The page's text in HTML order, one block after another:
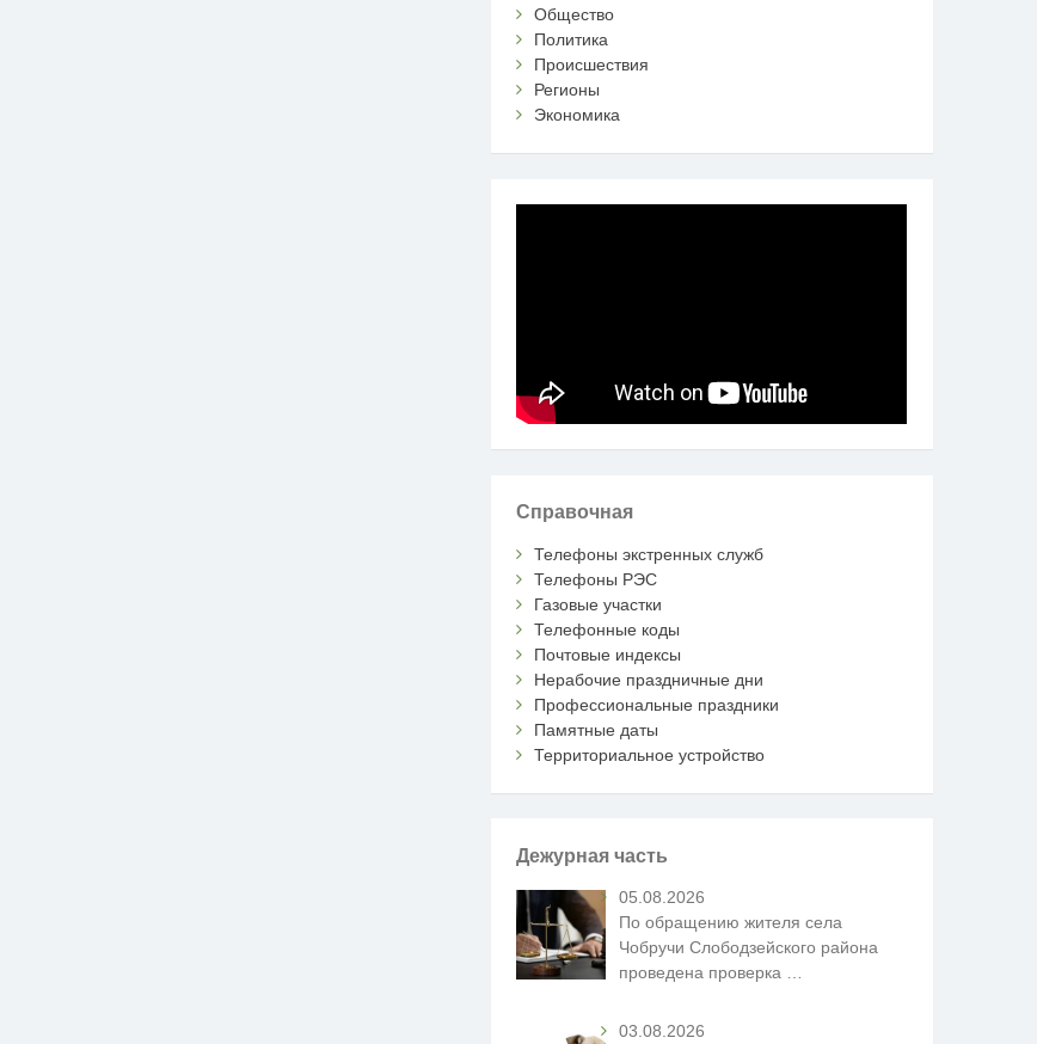
Общество
Политика
Происшествия
Регионы
Экономика
Справочная
Телефоны экстренных служб
Телефоны РЭС
Газовые участки
Телефонные коды
Почтовые индексы
Нерабочие праздничные дни
Профессиональные праздники
Памятные даты
Территориальное устройство
Дежурная часть
05.08.2026
По обращению жителя села
Чобручи Слободзейского района
проведена проверка …
03.08.2026